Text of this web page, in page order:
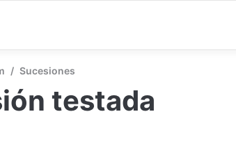
/ Sucesiones
testada